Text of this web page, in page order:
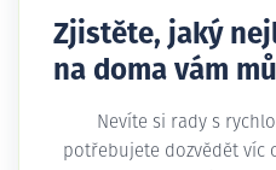
Zjistěte, jaký
na doma vám
Nevíte si rady s
potřebujete dozvědět víc